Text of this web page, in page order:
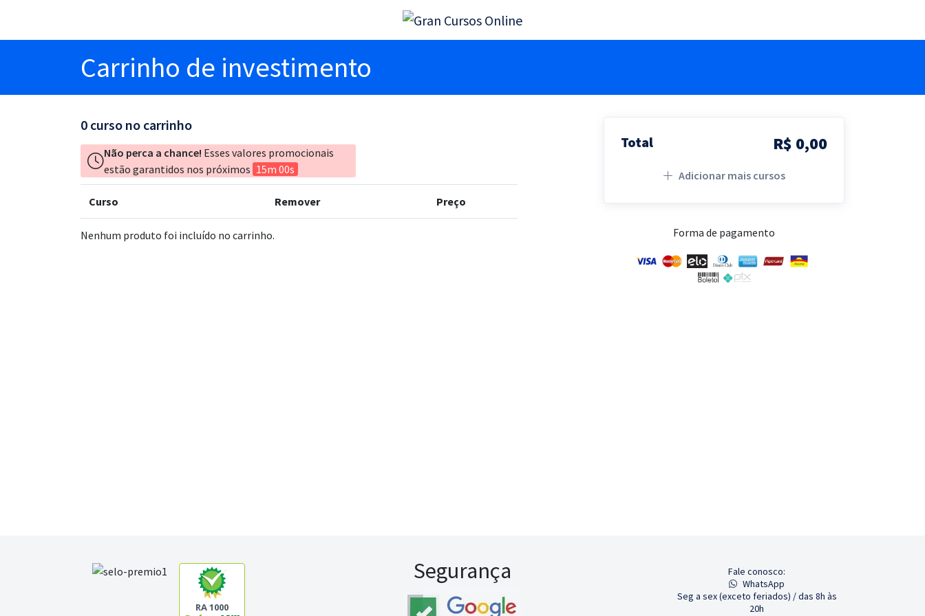
Carrinho de investimento
0 curso no carrinho
Não perca a chance! Esses valores promocionais
estão garantidos nos próximos 15m 00s
Curso Remover Preço
Nenhum produto foi incluído no carrinho.
Total R$ 0,00
Adicionar mais cursos
Forma de pagamento
RA 1000
Segurança
Fale conosco:
WhatsApp
Seg a sex (exceto feriados) / das 8h às
20h